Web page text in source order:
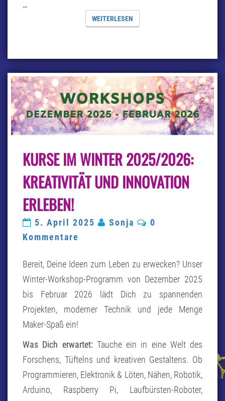
…
WEITERLESEN
IM
WINTER
KREATIVITÄT
KURSE IM WINTER 2025/2026:
KREATIVITÄT UND INNOVATION
ERLEBEN!
5. April 2025 Sonja Kommentare
0
Kommentare
Bereit, Deine Ideen zum Leben zu erwecken? Unser
Winter-Workshop-Programm von Dezember 2025
bis Februar 2026 lädt Dich zu spannenden
Projekten, moderner Technik und jede Menge
Maker-Spaß ein!
Was Dich erwartet: Tauche ein in eine Welt des
Forschens, Tüftelns und kreativen Gestaltens. Ob
Programmieren, Elektronik & Löten, Nähen, Robotik,
Arduino, Raspberry Pi, Laufbürsten-Roboter,